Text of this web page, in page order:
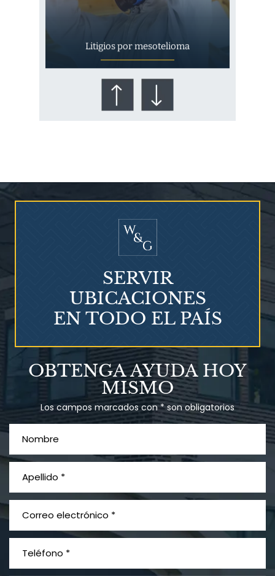
Litigios por mesotelioma
¿Quién corre el riesgo de
Talco en polvo
Ovary cancer
¿Qué es el mesotelioma?
OBTENGA AYUDA HOY
MISMO
Los campos marcados con * son obligatorios
SERVIR
UBICACIONES
EN TODO EL PAÍS